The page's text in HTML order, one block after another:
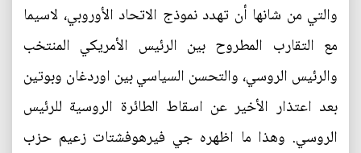
والتي من شانها أن تهدد نموذج الاتحاد الأوروبي، لاسيما
مع التقارب المطروح بين الرئيس الأمريكي المنتخب
والرئيس الروسي، والتحسن السياسي بين اوردغان وبوتين
بعد اعتذار الأخير عن اسقاط الطائرة الروسية للرئيس
الروسي. وهذا ما اظهره جي فيرهوفشتات زعيم حزب